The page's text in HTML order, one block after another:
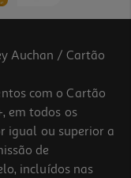
Auchan / Cartão
com o Cartão
em todos os
igual ou superior a
de
incluídos nas